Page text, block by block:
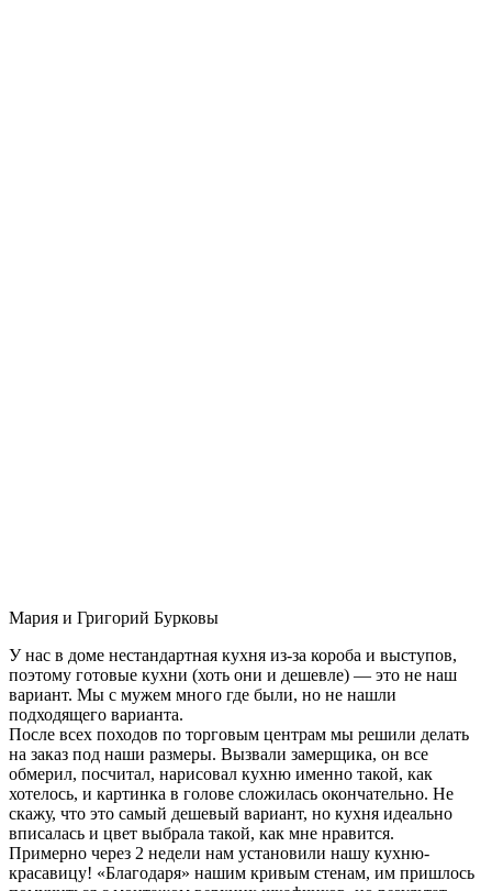
Мария и Григорий Бурковы
У нас в доме нестандартная кухня из-за короба и выступов,
поэтому готовые кухни (хоть они и дешевле) — это не наш
вариант. Мы с мужем много где были, но не нашли
подходящего варианта.
После всех походов по торговым центрам мы решили делать
на заказ под наши размеры. Вызвали замерщика, он все
обмерил, посчитал, нарисовал кухню именно такой, как
хотелось, и картинка в голове сложилась окончательно. Не
скажу, что это самый дешевый вариант, но кухня идеально
вписалась и цвет выбрала такой, как мне нравится.
Примерно через 2 недели нам установили нашу кухню-
красавицу! «Благодаря» нашим кривым стенам, им пришлось